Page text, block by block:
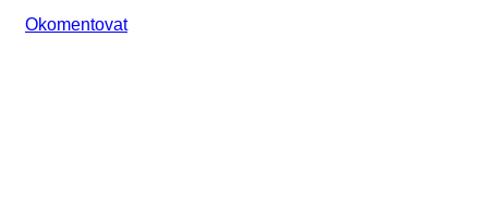
Okomentovat